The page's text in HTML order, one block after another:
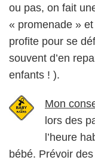
ou pas, on fait
« promenade »
profite pour se
souvent d’en
enfants ! ).
Mon
lors des
l’heure
bébé. Prévoir